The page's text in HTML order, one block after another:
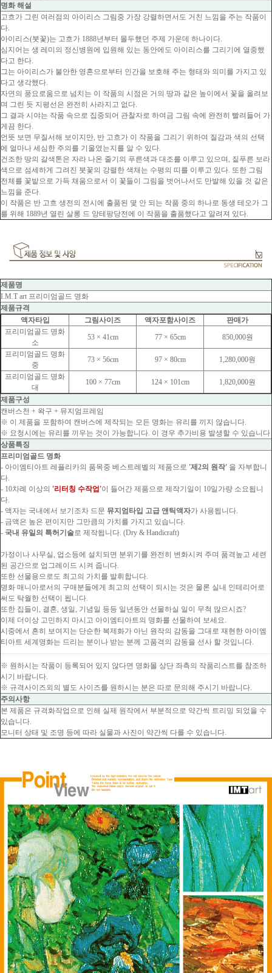
명화 해설
고흐가 그린 여러점의 아이리스 그림중 가장 강렬하면서도 거친 느낌을 주는 작품이
다.
아이리스(붓꽃)는 고흐가 1888년부터 몰두했던 주제 가운데 하나이다.
심지어는 생 레미의 정신병원에 입원해 있는 동안에도 아이리스를 그리기에 열중했
다고 한다.
그는 아이리스가 불안한 영혼으로부터 인간을 보호해 주는 형태와 의미를 가지고 있
다고 생각했다.
자연의 풍요로움으로 넘치는 이 작품의 시점은 거의 땅과 같은 높이에서 꽃을 올려보
며 그린 듯 지평선은 완전히 사라지고 없다.
그 결과 시야는 작품 속으로 집중되어 관찰자로 하여금 그림 속에 완전히 빨려들어 가
게끔 한다.
언뜻 보면 무질서해 보이지만, 반 고흐가 이 작품을 그리기 위하여 질감과 색의 선택
에 얼마나 세심한 주의를 기울였는지를 알 수 있다.
건조한 땅의 갈색톤은 자라 나온 줄기의 푸른색과 대조를 이루고 있으며, 짙푸른 보라
색으로 섬세하게 그려진 붓꽃의 강렬한 색채는 수평의 띠를 이루고 있다. 또한 그림
전체를 꽃밭으로 가득 채움으로서 이 꽃들이 그림을 벗어나서도 만발해 있을 것 같은
느낌을 준다.
이 작품은 반 고흐 생전의 전시에 출품된 몇 안 되는 작품 중의 하나로 동생 테오가 그
를 위해 1889년 열린 살롱 드 앙테팡당전에 이 작품을 출품했다고 알려져 있다.
제품명
I.M.T art 프리미엄골드 명화
제품규격
액자타입
그림사이즈 액자포함사이즈
판매가
프리미엄골드 명화
소
53 × 41cm 77 × 65cm
850,000원
프리미엄골드 명화
중
73 × 56cm 97 × 80cm
1,280,000원
프리미엄골드 명화
대
100 × 77cm 124 × 101cm 1,820,000원
제품구성
캔버스천 + 왁구 + 뮤지엄프레임
※ 이 제품을 포함하여 캔버스에 제작되는 모든 명화는 유리를 끼지 않습니다.
※ 요청시에는 유리를 끼우는 것이 가능합니다. 이 경우 추가비용 발생할 수 있습니다
상품특징
프리미엄골드 명화
- 아이엠티아트 레플리카의 품목중 베스트레벨의 제품으로 '제2의 원작' 을 자부합니
다.
- 10차례 이상의 '리터칭 수작업'이 들어간 제품으로 제작기일이 10일가량 소요됩니
다.
- 액자는 국내에서 보기조차 드문 뮤지엄타입 고급 앤틱액자가 사용됩니다.
- 금액은 높은 편이지만 그만큼의 가치를 가지고 있습니다.
- 국내 유일의 특허기술로 제작됩니다. (Dry & Handicraft)
가정이나 사무실, 업소등에 설치되면 분위기를 완전히 변화시켜 주며 품격높고 세련
된 공간으로 업그레이드 시켜 줍니다.
또한 선물용으로도 최고의 가치를 발휘합니다.
명화 매니아로서의 구매분들에게 최고의 선택이 되시는 것은 물론 실내 인테리어로
써도 탁월한 선택이 됩니다.
또한 집들이, 결혼, 생일, 기념일 등등 일년동안 선물하실 일이 무척 많으시죠?
이제 더이상 고민하지 마시고 아이엠티아트의 명화를 선물하여 보세요.
시중에서 흔히 보여지는 단순한 복제화가 아닌 원작의 감동을 그대로 재현한 아이엠
티아트 세계명화는 드리는 분이나 받는 분께 고품격의 감동을 선사 할 것입니다.
※ 원하시는 작품이 등록되어 있지 않다면 명화몰 상단 좌측의 작품리스트를 참조하
시기 바랍니다.
※ 규격사이즈외의 별도 사이즈를 원하시는 분은 따로 문의해 주시기 바랍니다.
주의사항
본 제품은 규격화작업으로 인해 실제 원작에서 부분적으로 약간씩 트리밍 되었을 수
있습니다.
모니터 상태 및 조명 등에 따라 실물과 사진이 약간씩 다를 수 있습니다.